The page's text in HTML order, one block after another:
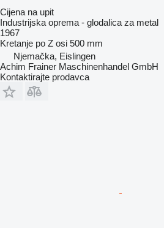
Cijena na upit
Industrijska oprema - glodalica za metal
1967
Kretanje po Z osi 500 mm
Njemačka, Eislingen
Achim Frainer Maschinenhandel GmbH
Kontaktirajte prodavca